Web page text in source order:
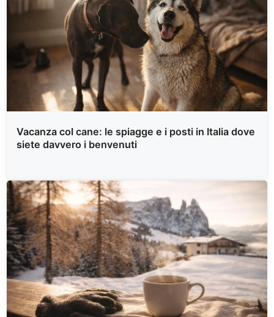
Vacanza col cane: le spiagge e i posti in Italia dove
siete davvero i benvenuti